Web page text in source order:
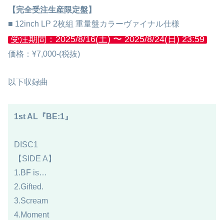
【完全受注生産限定盤】
■ 12inch LP 2枚組 重量盤カラーヴァイナル仕様
受注期間：2025/8/16(土) 〜 2025/8/24(日) 23:59
価格：¥7,000-(税抜)
以下収録曲
1st AL『BE:1』
DISC1
【SIDE A】
1.BF is…
2.Gifted.
3.Scream
4.Moment